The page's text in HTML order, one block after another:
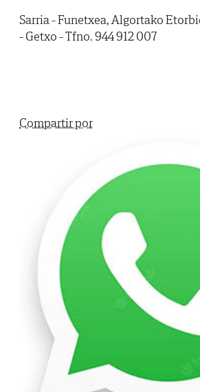
Sarria - Funetxea, Algortako
- Getxo - Tfno. 944 912 007
Compartir por